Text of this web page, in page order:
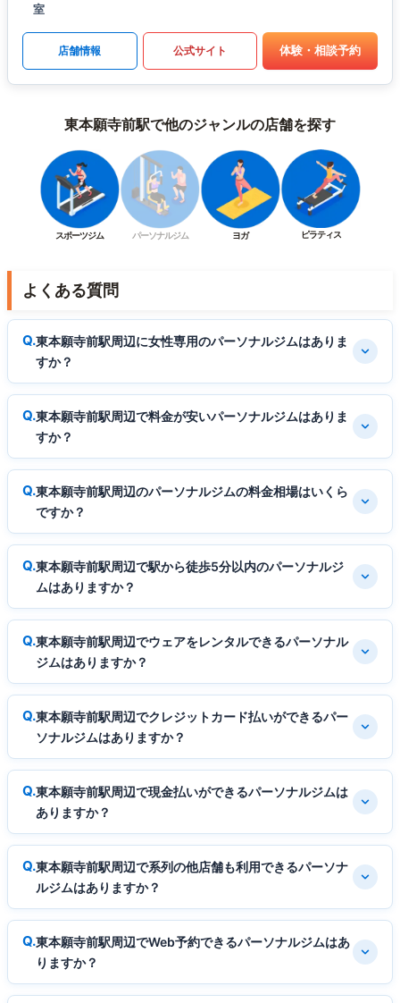
室
店舗情報 公式サイト 体験・相談予約
東本願寺前駅で他のジャンルの店舗を探す
スポーツジム パーソナルジム ヨガ ピラティス
よくある質問
東本願寺前駅周辺に女性専用のパーソナルジムはありま
すか？
東本願寺前駅周辺で料金が安いパーソナルジムはありま
すか？
東本願寺前駅周辺のパーソナルジムの料金相場はいくら
ですか？
東本願寺前駅周辺で駅から徒歩5分以内のパーソナルジ
ムはありますか？
東本願寺前駅周辺でウェアをレンタルできるパーソナル
ジムはありますか？
東本願寺前駅周辺でクレジットカード払いができるパー
ソナルジムはありますか？
東本願寺前駅周辺で現金払いができるパーソナルジムは
ありますか？
東本願寺前駅周辺で系列の他店舗も利用できるパーソナ
ルジムはありますか？
東本願寺前駅周辺でWeb予約できるパーソナルジムはあ
りますか？